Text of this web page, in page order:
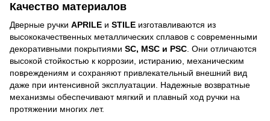
Качество материалов
Дверные ручки APRILE и STILE изготавливаются из
высококачественных металлических сплавов с современными
декоративными покрытиями SC, MSC и PSC . Они отличаются
высокой стойкостью к коррозии, истиранию, механическим
повреждениям и сохраняют привлекательный внешний вид
даже при интенсивной эксплуатации. Надежные возвратные
механизмы обеспечивают мягкий и плавный ход ручки на
протяжении многих лет.